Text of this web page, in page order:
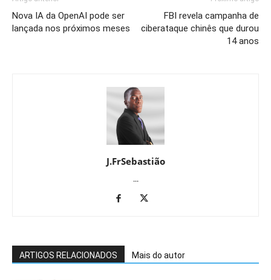
Nova IA da OpenAI pode ser
lançada nos próximos meses
FBI revela campanha de
ciberataque chinês que durou
14 anos
J.FrSebastião
...
ARTIGOS RELACIONADOS Mais do autor